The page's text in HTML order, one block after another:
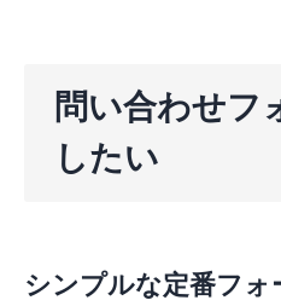
問い合わせフ
したい
シンプルな定番フォ